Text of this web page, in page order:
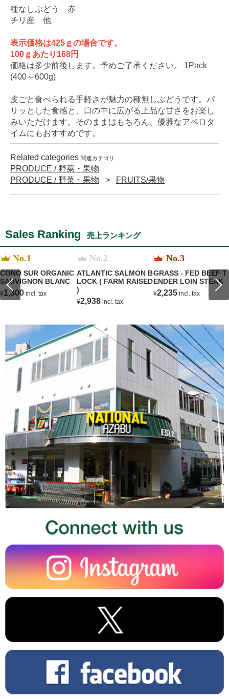
種なしぶどう 赤
チリ産 他
表示価格は425ｇの場合です。
100ｇあたり168円
価格は多少前後します。予めご了承ください。 1Pack
(400～600g)
皮ごと食べられる手軽さが魅力の種無しぶどうです。パ
リッとした食感と、口の中に広がる上品な甘さをお楽し
みいただけます。そのままはもちろん、優雅なアペロタ
イムにもおすすめです。
Related categories 関連カテゴリ
PRODUCE / 野菜・果物
PRODUCE / 野菜・果物
FRUITS/果物
Sales Ranking 売上ランキング
No.1
CONO SUR ORGANIC
SAUVIGNON BLANC
¥1,300 incl. tax
No.2
ATLANTIC SALMON B
LOCK ( FARM RAISED
)
¥2,938 incl. tax
No.3
GRASS - FED BEEF T
ENDER LOIN STEAK
¥2,235 incl. tax